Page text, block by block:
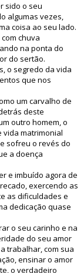
sido o seu
algumas vezes,
coisa ao seu lado.
chuva
na ponta do
do sertão.
o segredo da vida
que nos
um carvalho de
deste
outro homem, o
vida matrimonial
sofreu o revés do
a doença
e imbuído agora de
exercendo as
as dificuldades e
dedicação quase
o seu carinho e na
do seu amor
trabalhar, com sua
ensinar o amor
o verdadeiro